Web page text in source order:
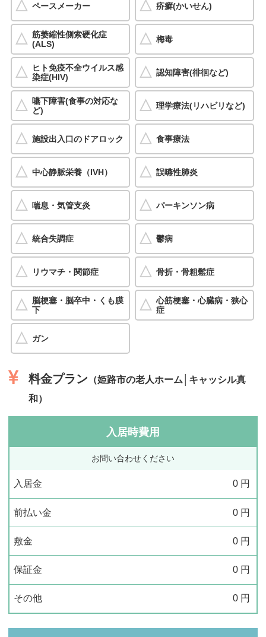
ペースメーカー 疥癬(かいせん)
筋萎縮性側索硬化症
(ALS)
梅毒
ヒト免疫不全ウイルス感
染症(HIV)
認知障害(徘徊など)
嚥下障害(食事の対応な
ど)
理学療法(リハビリなど)
施設出入口のドアロック 食事療法
中心静脈栄養（IVH） 誤嚥性肺炎
喘息・気管支炎 パーキンソン病
統合失調症 鬱病
リウマチ・関節症 骨折・骨粗鬆症
脳梗塞・脳卒中・くも膜
下
心筋梗塞・心臓病・狭心
症
ガン
料金プラン （姫路市の老人ホーム│キャッシル真
和）
入居時費用
お問い合わせください
入居金 0 円
前払い金 0 円
敷金 0 円
保証金 0 円
その他 0 円